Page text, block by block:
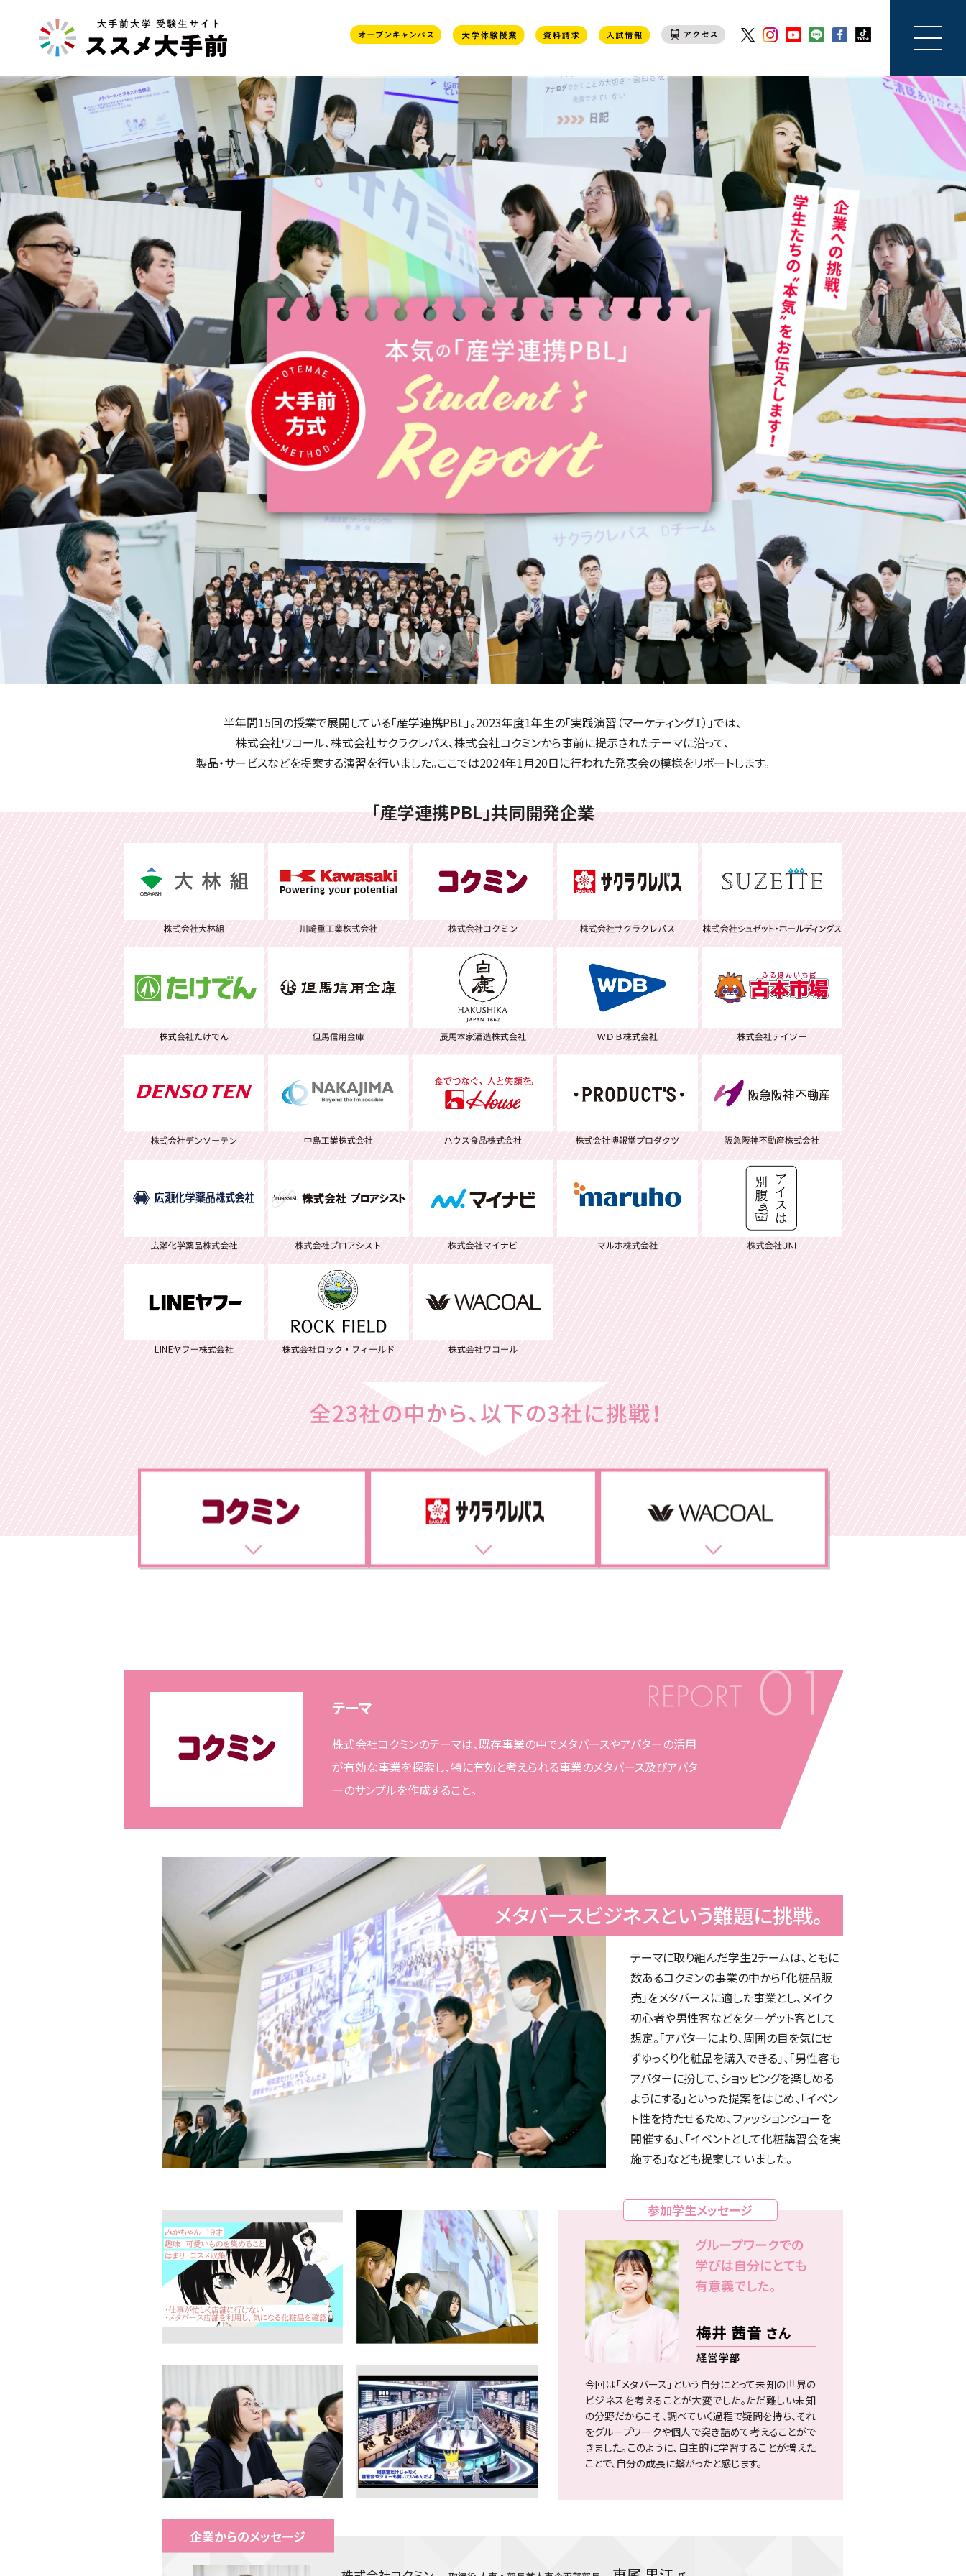
半年間15回の授業で展開している「産学連携PBL」。2023年度1年生の「実践演習（マーケティングＩ）」では、
株式会社ワコール、株式会社サクラクレパス、株式会社コクミンから事前に提示されたテーマに沿って、
製品・サービスなどを提案する演習を行いました。ここでは2024年1月20日に行われた発表会の模様をリポートします。
「産学連携PBL」共同開発企業
テーマ
株式会社コクミンのテーマは、既存事業の中でメタバースやアバターの活用
が有効な事業を探索し、特に有効と考えられる事業のメタバース及びアバタ
ーのサンプルを作成すること。
メタバースビジネスという難題に挑戦。
テーマに取り組んだ学生2チームは、ともに
数あるコクミンの事業の中から「化粧品販
売」をメタバースに適した事業とし、メイク
初心者や男性客などをターゲット客として
想定。「アバターにより、周囲の目を気にせ
ずゆっくり化粧品を購入できる」、「男性客も
アバターに扮して、ショッピングを楽しめる
ようにする」といった提案をはじめ、「イベン
ト性を持たせるため、ファッションショーを
開催する」、「イベントとして化粧講習会を実
施する」なども提案していました。
参加学生メッセージ
今回は「メタバース」という自分にとって未知の世界の
ビジネスを考えることが大変でした。ただ難しい未知
の分野だからこそ、調べていく過程で疑問を持ち、それ
をグループワークや個人で突き詰めて考えることがで
きました。このように、自主的に学習することが増えた
ことで、自分の成長に繋がったと感じます。
企業からのメッセージ